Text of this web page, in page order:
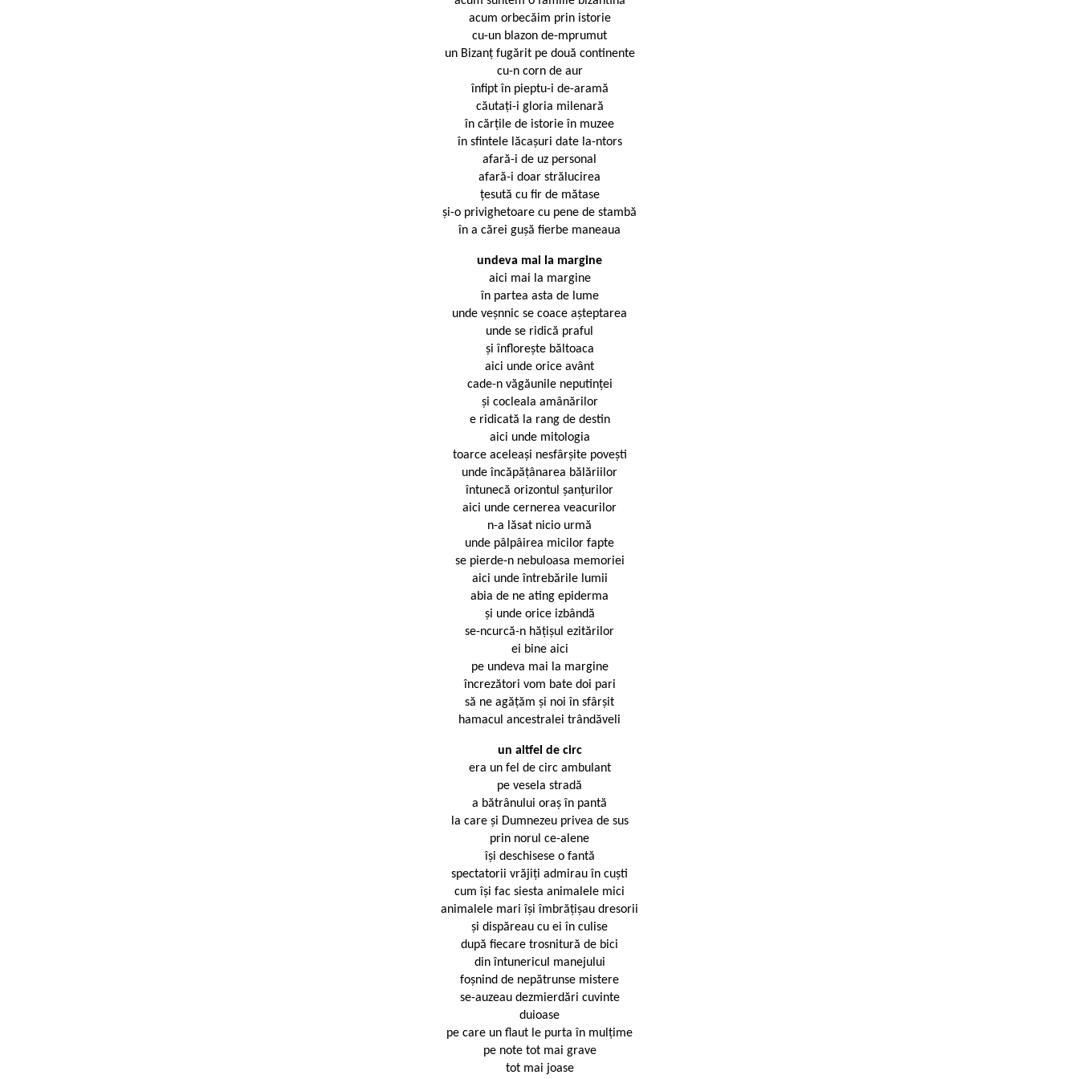
acum orbecăim prin istorie
cu-un blazon de-mprumut
un Bizanț fugărit pe două continente
cu-n corn de aur
înfipt în pieptu-i de-aramă
căutați-i gloria milenară
în cărțile de istorie în muzee
în sfintele lăcașuri date la-ntors
afară-i de uz personal
afară-i doar strălucirea
țesută cu fir de mătase
și-o privighetoare cu pene de stambă
în a cărei gușă fierbe maneaua
undeva mai la margine
aici mai la margine
în partea asta de lume
unde veșnnic se coace așteptarea
unde se ridică praful
și înflorește băltoaca
aici unde orice avânt
cade-n văgăunile neputinței
și cocleala amânărilor
e ridicată la rang de destin
aici unde mitologia
toarce aceleași nesfârșite povești
unde încăpățânarea bălăriilor
întunecă orizontul șanțurilor
aici unde cernerea veacurilor
n-a lăsat nicio urmă
unde pâlpâirea micilor fapte
se pierde-n nebuloasa memoriei
aici unde întrebările lumii
abia de ne ating epiderma
și unde orice izbândă
se-ncurcă-n hățișul ezitărilor
ei bine aici
pe undeva mai la margine
încrezători vom bate doi pari
să ne agățăm și noi în sfârșit
hamacul ancestralei trândăveli
un altfel de circ
era un fel de circ ambulant
pe vesela stradă
a bătrânului oraș în pantă
la care și Dumnezeu privea de sus
prin norul ce-alene
își deschisese o fantă
spectatorii vrăjiți admirau în cuști
cum își fac siesta animalele mici
animalele mari își îmbrățișau dresorii
și dispăreau cu ei în culise
după fiecare trosnitură de bici
din întunericul manejului
foșnind de nepătrunse mistere
se-auzeau dezmierdări cuvinte
duioase
pe care un flaut le purta în mulțime
pe note tot mai grave
tot mai joase